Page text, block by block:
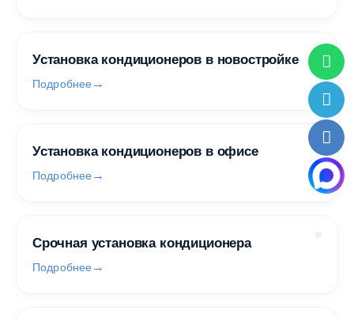
Установка кондиционеров в новостройке
Подробнее
Установка кондиционеров в офисе
Подробнее
Срочная установка кондиционера
Подробнее